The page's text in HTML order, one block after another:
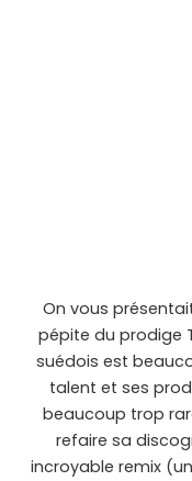
On vous
pépite du prodige
suédois est
talent et ses
beaucoup trop
refaire sa
incroyable remix